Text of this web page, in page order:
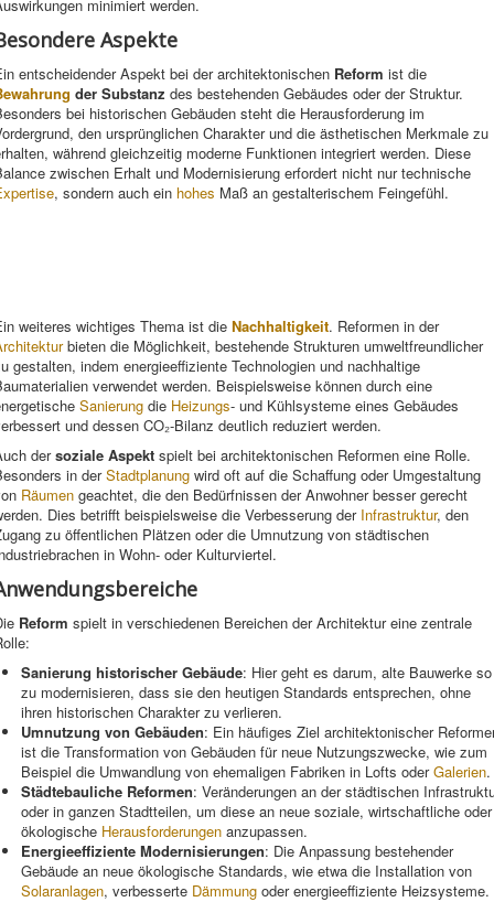
minimiert werden.
Aspekte
entscheidender Aspekt bei der architektonischen Reform ist die
der Substanz des bestehenden Gebäudes oder der Struktur.
bei historischen Gebäuden steht die Herausforderung im
den ursprünglichen Charakter und die ästhetischen Merkmale zu
während gleichzeitig moderne Funktionen integriert werden. Diese
zwischen Erhalt und Modernisierung erfordert nicht nur technische
, sondern auch ein hohes Maß an gestalterischem Feingefühl.
weiteres wichtiges Thema ist die Nachhaltigkeit. Reformen in der
bieten die Möglichkeit, bestehende Strukturen umweltfreundlicher
gestalten, indem energieeffiziente Technologien und nachhaltige
verwendet werden. Beispielsweise können durch eine
Sanierung die Heizungs- und Kühlsysteme eines Gebäudes
und dessen CO₂-Bilanz deutlich reduziert werden.
dersoziale Aspekt spielt bei architektonischen Reformen eine Rolle.
in derStadtplanung wird oft auf die Schaffung oder Umgestaltung
Räumen geachtet, die den Bedürfnissen der Anwohner besser gerecht
Dies betrifft beispielsweise die Verbesserung der Infrastruktur, den
zu öffentlichen Plätzen oder die Umnutzung von städtischen
in Wohn- oder Kulturviertel.
Reform spielt in verschiedenen Bereichen der Architektur eine zentrale
Sanierung historischer Gebäude: Hier geht es darum, alte Bauwerke so
zu modernisieren, dass sie den heutigen Standards entsprechen, ohne
ihren historischen Charakter zu verlieren.
Umnutzung von Gebäuden: Ein häufiges Ziel architektonischer
ist die Transformation von Gebäuden für neue Nutzungszwecke, wie zum
Beispiel die Umwandlung von ehemaligen Fabriken in Lofts oderGalerien.
Städtebauliche Reformen: Veränderungen an der städtischen
oder in ganzen Stadtteilen, um diese an neue soziale, wirtschaftliche oder
ökologische Herausforderungen anzupassen.
Energieeffiziente Modernisierungen: Die Anpassung bestehender
Gebäude an neue ökologische Standards, wie etwa die Installation von
Solaranlagen, verbesserte Dämmung oder energieeffiziente Heizsysteme.